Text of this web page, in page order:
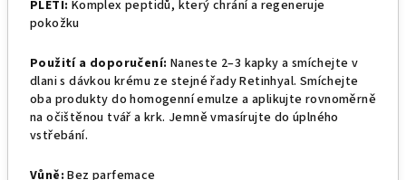
PLETI: Komplex peptidů, který chrání a regeneruje
pokožku
Použití a doporučení: Naneste 2–3 kapky a smíchejte v
dlani s dávkou krému ze stejné řady Retinhyal. Smíchejte
oba produkty do homogenní emulze a aplikujte rovnoměrně
na očištěnou tvář a krk. Jemně vmasírujte do úplného
vstřebání.
Vůně:Bez parfemace